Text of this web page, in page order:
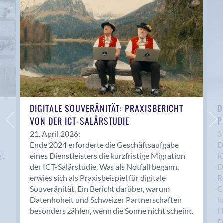
Anwil
Appenzell
Au SG
Baar
Baden
Balsthal
Balzers
Basel
Bassersdorf
Belp
Bendern
Benken (SG)
Bergdietikon
Berlin
Bern
Bern - Liebefeld
DIGITALE SOUVERÄNITÄT: PRAXISBERICHT
VON DER ICT-SALÄRSTUDIE
21. April 2026:
Ende 2024 erforderte die Geschäftsaufgabe
eines Dienstleisters die kurzfristige Migration
der ICT-Salärstudie. Was als Notfall begann,
erwies sich als Praxisbeispiel für digitale
Souveränität. Ein Bericht darüber, warum
Datenhoheit und Schweizer Partnerschaften
besonders zählen, wenn die Sonne nicht scheint.